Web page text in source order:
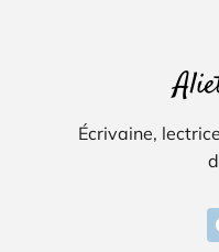
Écrivaine,